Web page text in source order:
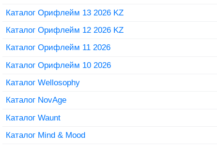
Каталог Орифлейм 13 2026 KZ
Каталог Орифлейм 12 2026 KZ
Каталог Орифлейм 11 2026
Каталог Орифлейм 10 2026
Каталог Wellosophy
Каталог NovAge
Каталог Waunt
Каталог Mind & Mood